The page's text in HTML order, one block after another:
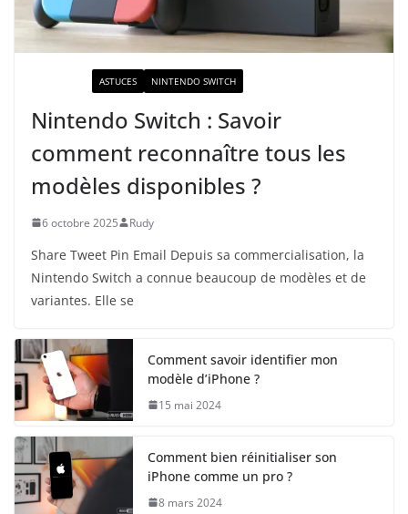
ASTUCES NINTENDO SWITCH
Nintendo Switch : Savoir
comment reconnaître tous les
modèles disponibles ?
6 octobre 2025 Rudy
Share Tweet Pin Email Depuis sa commercialisation, la
Nintendo Switch a connue beaucoup de modèles et de
variantes. Elle se
Comment savoir identifier mon
modèle d’iPhone ?
15 mai 2024
Comment bien réinitialiser son
iPhone comme un pro ?
8 mars 2024